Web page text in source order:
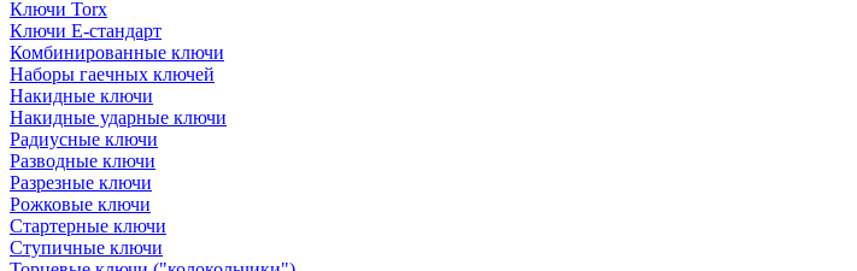
Ключи Torx
Ключи Е-стандарт
Комбинированные ключи
Наборы гаечных ключей
Накидные ключи
Накидные ударные ключи
Радиусные ключи
Разводные ключи
Разрезные ключи
Рожковые ключи
Стартерные ключи
Ступичные ключи